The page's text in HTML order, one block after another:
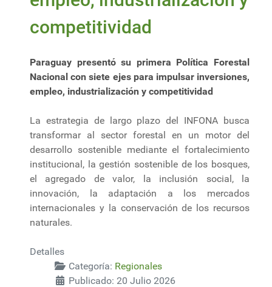
competitividad
Paraguay presentó su primera Política Forestal
Nacional con siete ejes para impulsar inversiones,
empleo, industrialización y competitividad
La estrategia de largo plazo del INFONA busca
transformar al sector forestal en un motor del
desarrollo sostenible mediante el fortalecimiento
institucional, la gestión sostenible de los bosques,
el agregado de valor, la inclusión social, la
innovación, la adaptación a los mercados
internacionales y la conservación de los recursos
naturales.
Detalles
Categoría: Regionales
Publicado: 20 Julio 2026